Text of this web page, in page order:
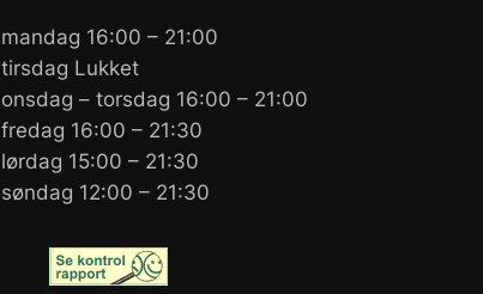
mandag 16:00 – 21:00
tirsdag Lukket
onsdag – torsdag 16:00 – 21:00
fredag 16:00 – 21:30
lørdag 15:00 – 21:30
søndag 12:00 – 21:30